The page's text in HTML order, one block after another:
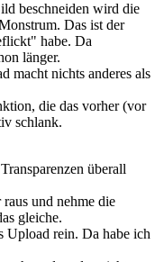
beschneiden wird die
Das ist der
habe. Da
länger.
macht nichts anderes als
die das vorher (vor
schlank.
überall
und nehme die
gleiche.
Upload rein. Da habe ich